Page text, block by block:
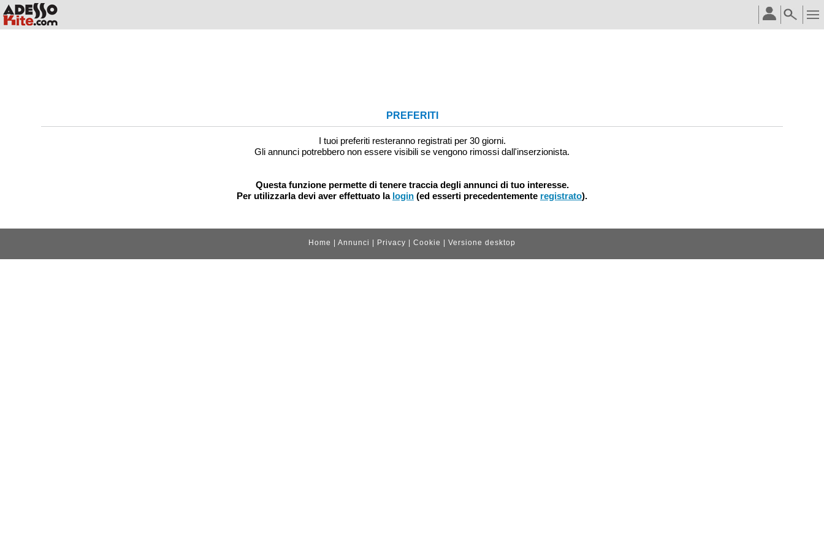
PREFERITI
I tuoi preferiti resteranno registrati per 30 giorni.
Gli annunci potrebbero non essere visibili se vengono rimossi dall'inserzionista.
Questa funzione permette di tenere traccia degli annunci di tuo interesse.
Per utilizzarla devi aver effettuato la login (ed esserti precedentemente registrato).
Home | Annunci | Privacy | Cookie | Versione desktop